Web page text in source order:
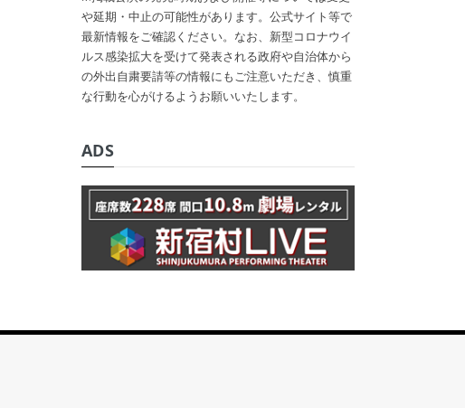
や延期・中止の可能性があります。公式サイト等で
最新情報をご確認ください。なお、新型コロナウイ
ルス感染拡大を受けて発表される政府や自治体から
の外出自粛要請等の情報にもご注意いただき、慎重
な行動を心がけるようお願いいたします。
ADS